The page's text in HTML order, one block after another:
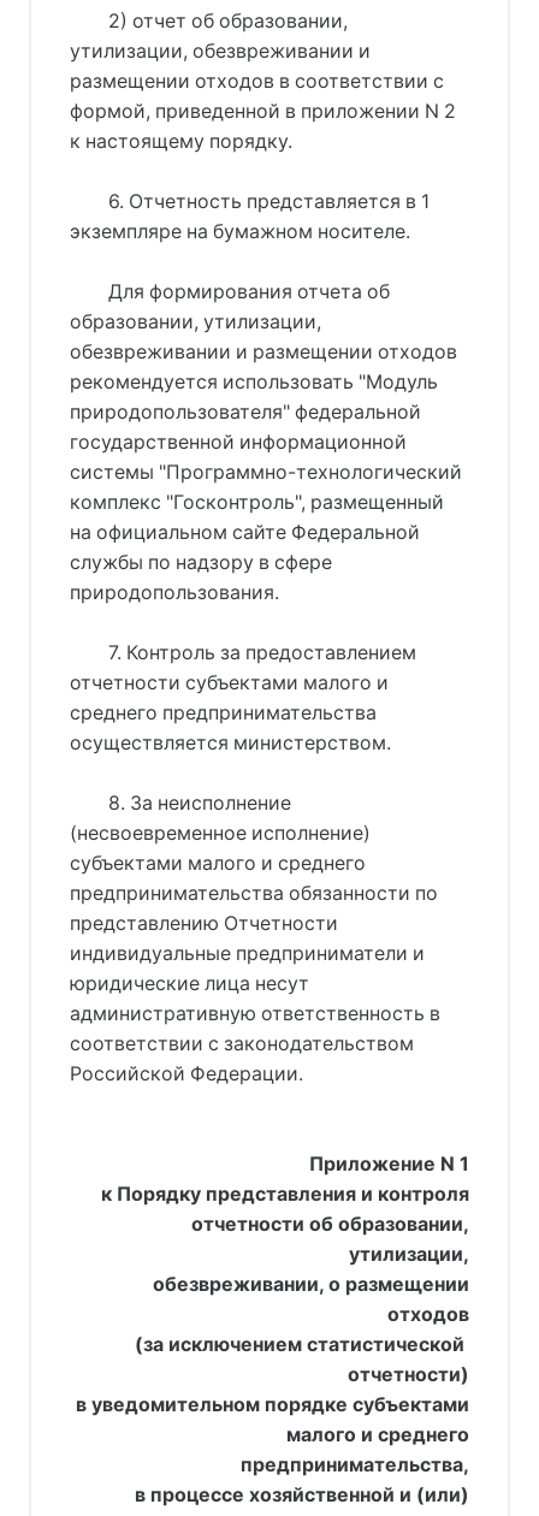
2) отчет об образовании,
утилизации, обезвреживании и
размещении отходов в соответствии с
формой, приведенной в приложении N 2
к настоящему порядку.
6. Отчетность представляется в 1
экземпляре на бумажном носителе.
Для формирования отчета об
образовании, утилизации,
обезвреживании и размещении отходов
рекомендуется использовать "Модуль
природопользователя" федеральной
государственной информационной
системы "Программно-технологический
комплекс "Госконтроль", размещенный
на официальном сайте Федеральной
службы по надзору в сфере
природопользования.
7. Контроль за предоставлением
отчетности субъектами малого и
среднего предпринимательства
осуществляется министерством.
8. За неисполнение
(несвоевременное исполнение)
субъектами малого и среднего
предпринимательства обязанности по
представлению Отчетности
индивидуальные предприниматели и
юридические лица несут
административную ответственность в
соответствии с законодательством
Российской Федерации.
Приложение N 1
к Порядку представления и контроля
отчетности об образовании,
утилизации,
обезвреживании, о размещении
отходов
(за исключением статистической
отчетности)
в уведомительном порядке субъектами
малого и среднего
предпринимательства,
в процессе хозяйственной и (или)